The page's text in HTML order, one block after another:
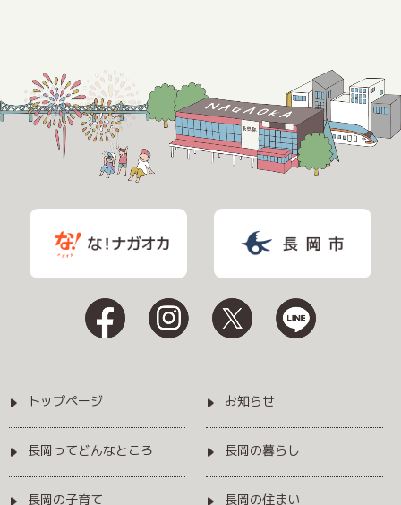
トップページ
長岡ってどんなところ
長岡の子育て
お知らせ
長岡の暮らし
長岡の住まい